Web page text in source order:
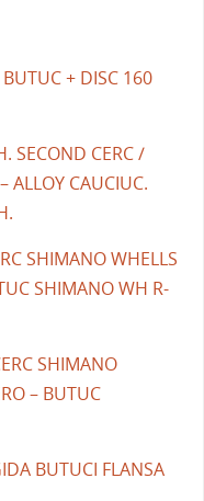
+ DISC 160
SECOND CERC /
ALLOY CAUCIUC.
SHIMANO WHELLS
SHIMANO WH R-
SHIMANO
– BUTUC
BUTUCI FLANSA